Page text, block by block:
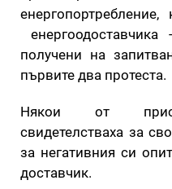
получени на
първите два протеста.
Някои от
свидетелстваха за
за негативния си
доставчик.